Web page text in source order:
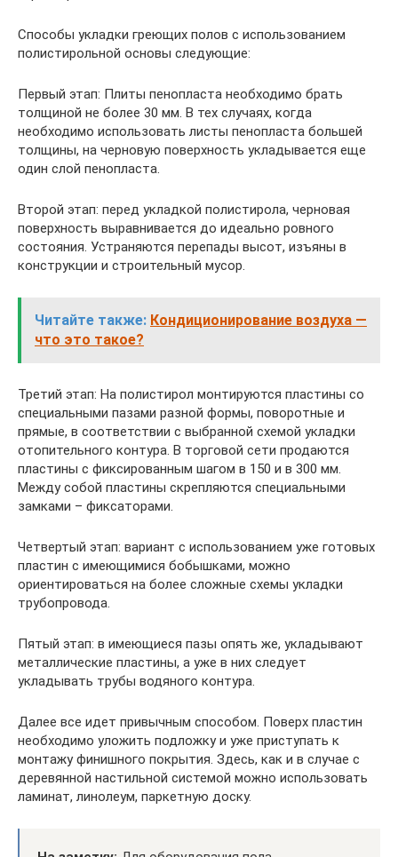
Способы укладки греющих полов с использованием
полистирольной основы следующие:
Первый этап: Плиты пенопласта необходимо брать
толщиной не более 30 мм. В тех случаях, когда
необходимо использовать листы пенопласта большей
толщины, на черновую поверхность укладывается еще
один слой пенопласта.
Второй этап: перед укладкой полистирола, черновая
поверхность выравнивается до идеально ровного
состояния. Устраняются перепады высот, изъяны в
конструкции и строительный мусор.
Читайте также: Кондиционирование воздуха —
что это такое?
Третий этап: На полистирол монтируются пластины со
специальными пазами разной формы, поворотные и
прямые, в соответствии с выбранной схемой укладки
отопительного контура. В торговой сети продаются
пластины с фиксированным шагом в 150 и в 300 мм.
Между собой пластины скрепляются специальными
замками – фиксаторами.
Четвертый этап: вариант с использованием уже готовых
пластин с имеющимися бобышками, можно
ориентироваться на более сложные схемы укладки
трубопровода.
Пятый этап: в имеющиеся пазы опять же, укладывают
металлические пластины, а уже в них следует
укладывать трубы водяного контура.
Далее все идет привычным способом. Поверх пластин
необходимо уложить подложку и уже приступать к
монтажу финишного покрытия. Здесь, как и в случае с
деревянной настильной системой можно использовать
ламинат, линолеум, паркетную доску.